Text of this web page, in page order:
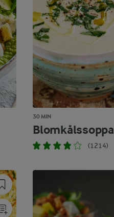
30 MIN
Blomkålssoppa
(1214)